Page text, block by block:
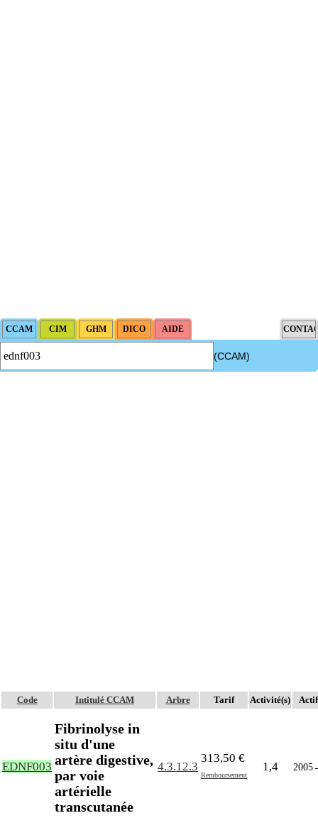
(CCAM)
Code Intitulé CCAM Arbre Tarif Activité(s) Actif
EDNF003
Fibrinolyse in
situ d'une
artère digestive,
par voie
artérielle
transcutanée
4.3.12.3
313,50 €
Remboursement
1,4 2005